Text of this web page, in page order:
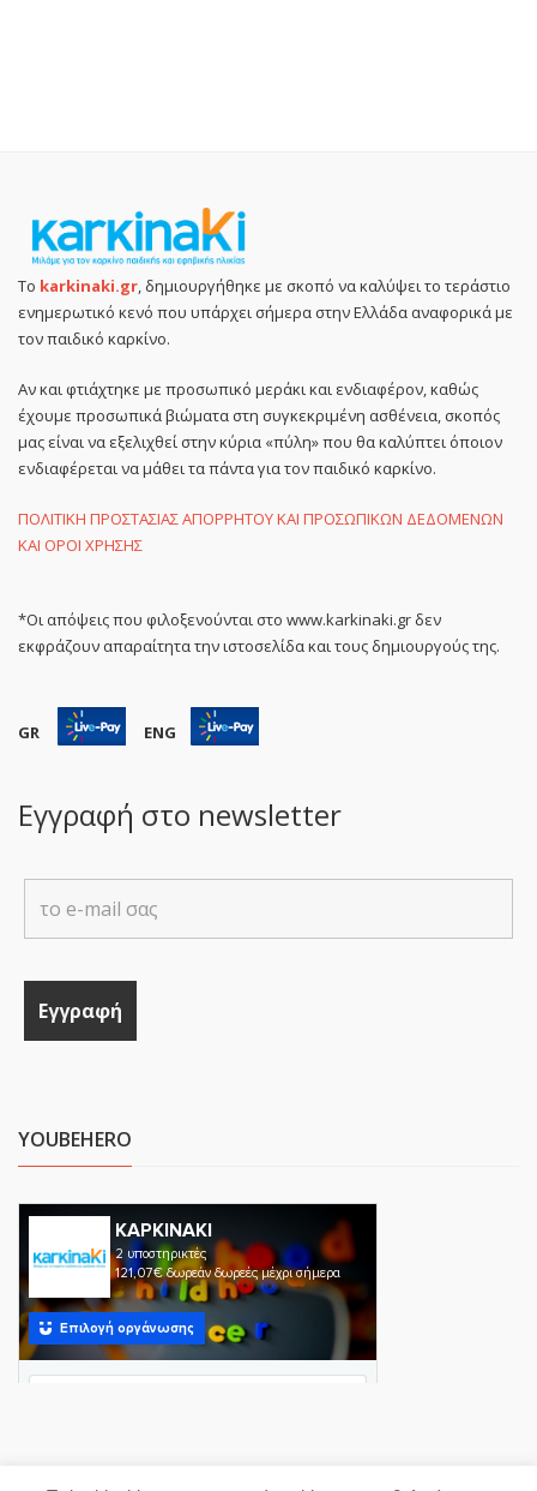
Το karkinaki.gr, δημιουργήθηκε με σκοπό να καλύψει το τεράστιο
ενημερωτικό κενό που υπάρχει σήμερα στην Ελλάδα αναφορικά με
τον παιδικό καρκίνο.
Αν και φτιάχτηκε με προσωπικό μεράκι και ενδιαφέρον, καθώς
έχουμε προσωπικά βιώματα στη συγκεκριμένη ασθένεια, σκοπός
μας είναι να εξελιχθεί στην κύρια «πύλη» που θα καλύπτει όποιον
ενδιαφέρεται να μάθει τα πάντα για τον παιδικό καρκίνο.
ΠΟΛΙΤΙΚΗ ΠΡΟΣΤΑΣΙΑΣ ΑΠΟΡΡΗΤΟΥ ΚΑΙ ΠΡΟΣΩΠΙΚΩΝ ΔΕΔΟΜΕΝΩΝ
ΚΑΙ ΟΡΟΙ ΧΡΗΣΗΣ
*Οι απόψεις που φιλοξενούνται στο www.karkinaki.gr δεν
εκφράζουν απαραίτητα την ιστοσελίδα και τους δημιουργούς της.
GR ENG
Εγγραφή στο newsletter
YOUBEHERO